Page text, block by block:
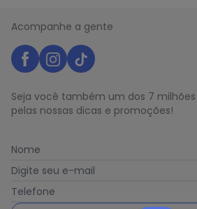
Acompanhe a gente
Seja você também um dos 7
pelas nossas dicas e promoções!
Nome
Digite seu e-mail
Telefone